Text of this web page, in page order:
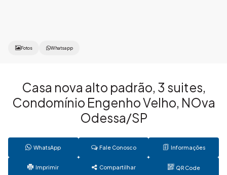
Fotos Whatsapp
Casa nova alto padrão, 3 suites,
Condomínio Engenho Velho, NOva
Odessa/SP
WhatsApp Fale Conosco Informações
Imprimir Compartilhar QR Code